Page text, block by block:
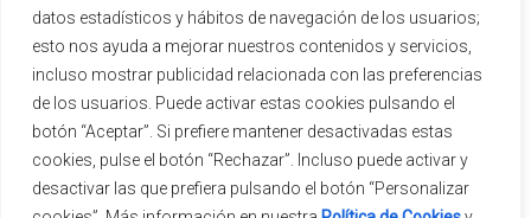
datos estadísticos y hábitos de navegación de los usuarios;
esto nos ayuda a mejorar nuestros contenidos y servicios,
incluso mostrar publicidad relacionada con las preferencias
de los usuarios. Puede activar estas cookies pulsando el
botón “Aceptar”. Si prefiere mantener desactivadas estas
cookies, pulse el botón “Rechazar”. Incluso puede activar y
desactivar las que prefiera pulsando el botón “Personalizar
Subvenciones